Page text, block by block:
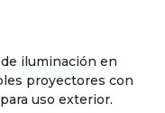
iluminación en
proyectores con
uso exterior.